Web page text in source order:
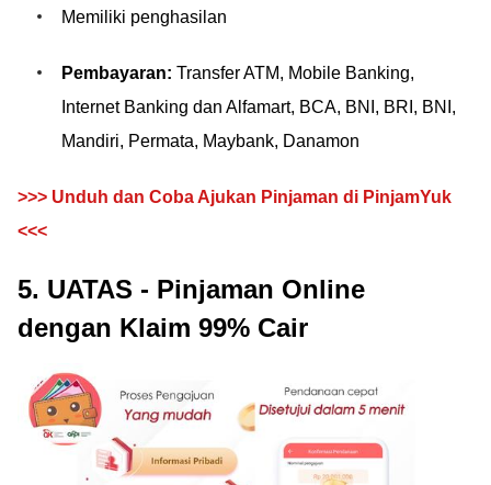
Memiliki penghasilan
Pembayaran: Transfer ATM, Mobile Banking,
Internet Banking dan Alfamart, BCA, BNI, BRI, BNI,
Mandiri, Permata, Maybank, Danamon
>>> Unduh dan Coba Ajukan Pinjaman di PinjamYuk
<<<
5. UATAS - Pinjaman Online
dengan Klaim 99% Cair